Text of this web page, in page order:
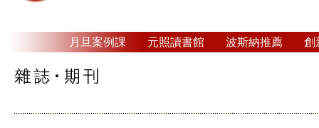
月旦案例課 元照讀書館 波斯納推薦 創